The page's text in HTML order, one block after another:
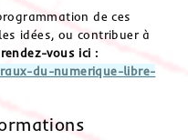
de ces
idées, ou contribuer à
rendez-vous ici :
du-numerique-libre-